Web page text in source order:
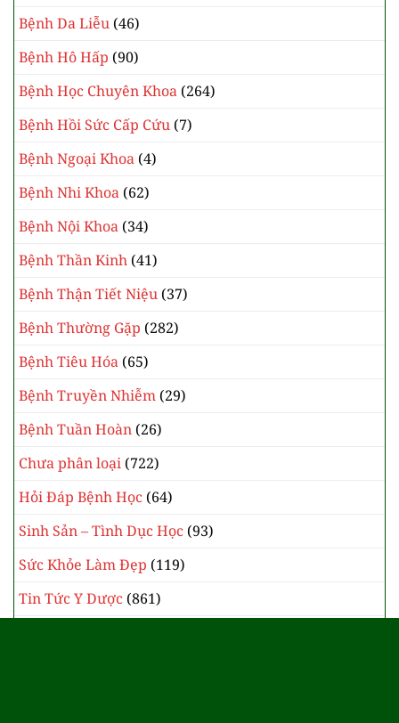
Bệnh Da Liễu (46)
Bệnh Hô Hấp (90)
Bệnh Học Chuyên Khoa (264)
Bệnh Hồi Sức Cấp Cứu (7)
Bệnh Ngoại Khoa (4)
Bệnh Nhi Khoa (62)
Bệnh Nội Khoa (34)
Bệnh Thần Kinh (41)
Bệnh Thận Tiết Niệu (37)
Bệnh Thường Gặp (282)
Bệnh Tiêu Hóa (65)
Bệnh Truyền Nhiễm (29)
Bệnh Tuần Hoàn (26)
Chưa phân loại (722)
Hỏi Đáp Bệnh Học (64)
Sinh Sản – Tình Dục Học (93)
Sức Khỏe Làm Đẹp (119)
Tin Tức Y Dược (861)